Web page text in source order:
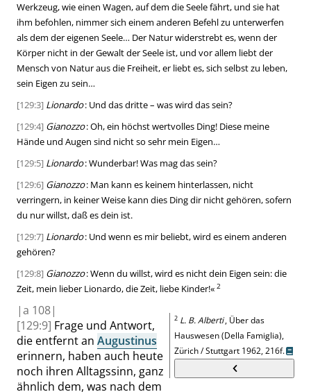
Werkzeug, wie einen Wagen, auf dem die Seele fährt, und sie hat
ihm befohlen, nimmer sich einem anderen Befehl zu unterwerfen
als dem der eigenen Seele… Der Natur widerstrebt es, wenn der
Körper nicht in der Gewalt der Seele ist, und vor allem liebt der
Mensch von Natur aus die Freiheit, er liebt es, sich selbst zu leben,
sein Eigen zu sein…
[129:3] Lionardo: Und das dritte – was wird das sein?
[129:4] Gianozzo: Oh, ein höchst wertvolles Ding! Diese meine
Hände und Augen sind nicht so sehr mein Eigen…
[129:5] Lionardo: Wunderbar! Was mag das sein?
[129:6] Gianozzo: Man kann es keinem hinterlassen, nicht
verringern, in keiner Weise kann dies Ding dir nicht gehören, sofern
du nur willst, daß es dein ist.
[129:7] Lionardo: Und wenn es mir beliebt, wird es einem anderen
gehören?
[129:8] Gianozzo: Wenn du willst, wird es nicht dein Eigen sein: die
Zeit, mein lieber Lionardo, die Zeit, liebe Kinder!« 2
2 L. B. Alberti, Über das
Hauswesen (Della Famiglia),
Zürich / Stuttgart 1962,216f.
|a 108|
[129:9] Frage und Antwort,
die entfernt an Augustinus
erinnern, haben auch heute
noch ihren Alltagssinn, ganz
ähnlich dem, was nach dem